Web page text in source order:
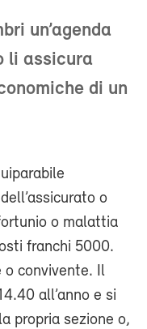
un’agenda
li assicura
di un
o
o malattia
franchi 5000.
o convivente. Il
all’anno e si
propria sezione o,